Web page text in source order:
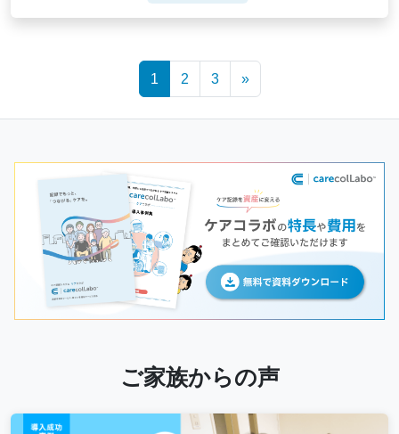
1 2 3 »
ご家族からの声